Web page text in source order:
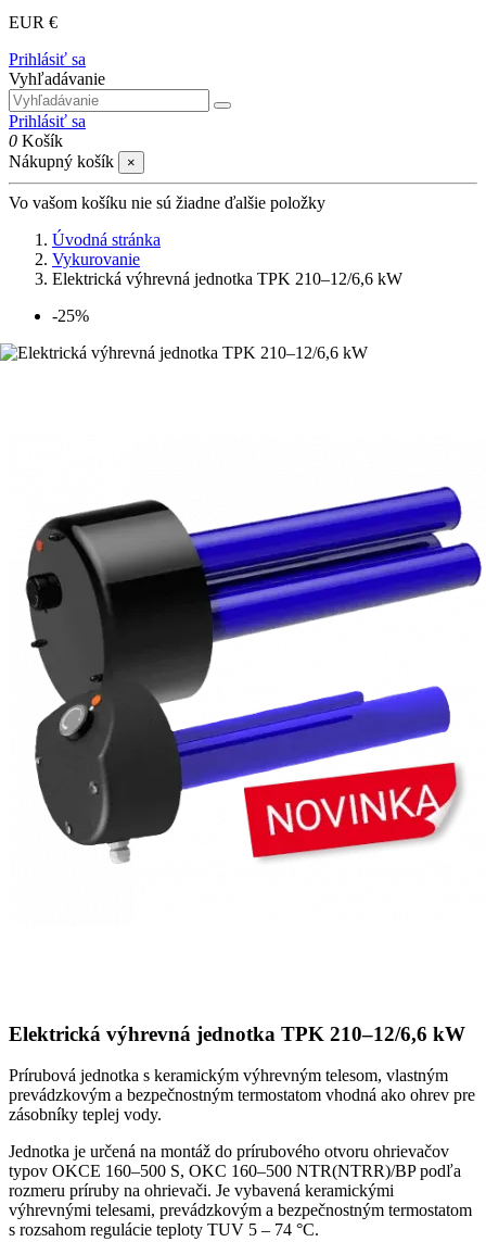
EUR €
Prihlásiť sa
Vyhľadávanie
Prihlásiť sa
0 Košík
Nákupný košík
×
Vo vašom košíku nie sú žiadne ďalšie položky
Úvodná stránka
Vykurovanie
Elektrická výhrevná jednotka TPK 210–12/6,6 kW
-25%
Elektrická výhrevná jednotka TPK 210–12/6,6 kW
Prírubová jednotka s keramickým výhrevným telesom, vlastným
prevádzkovým a bezpečnostným termostatom vhodná ako ohrev pre
zásobníky teplej vody.
Jednotka je určená na montáž do prírubového otvoru ohrievačov
typov OKCE 160–500 S, OKC 160–500 NTR(NTRR)/BP podľa
rozmeru príruby na ohrievači. Je vybavená keramickými
výhrevnými telesami, prevádzkovým a bezpečnostným termostatom
s rozsahom regulácie teploty TUV 5 – 74 °C.